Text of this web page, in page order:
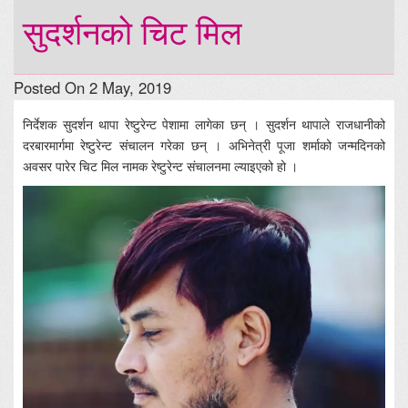
सुदर्शनको चिट मिल
Posted On 2 May, 2019
निर्देशक सुदर्शन थापा रेष्टुरेन्ट पेशामा लागेका छन् । सुदर्शन थापाले राजधानीको
दरबारमार्गमा रेष्टुरेन्ट संचालन गरेका छन् । अभिनेत्री पूजा शर्माको जन्मदिनको
अवसर पारेर चिट मिल नामक रेष्टुरेन्ट संचालनमा ल्याइएको हो ।